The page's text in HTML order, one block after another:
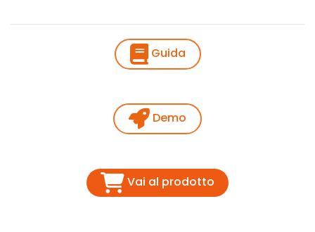
Guida
Demo
Vai al prodotto